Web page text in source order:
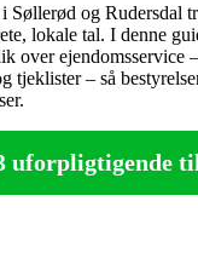
Søllerød og Rudersdal
lokale tal. I denne
over ejendomsservice
tjeklister – så
uforpligtigende